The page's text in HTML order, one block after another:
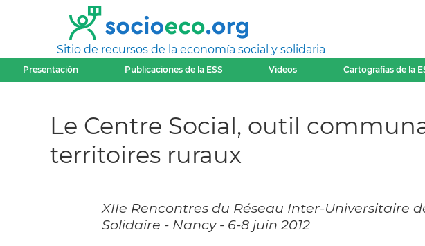
Sitio de recursos de la economía social y solidaria
Presentación Publicaciones de la ESS Videos Cartografías de la
Le Centre Social, outil
territoires ruraux
XIIe Rencontres du Réseau Inter-Universitaire
Solidaire - Nancy - 6-8 juin 2012